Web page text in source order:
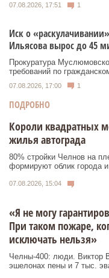
07.08.2026, 17:51 1
Иск о
Ильясова вырос до 45
Прокуратура
требований по
07.08.2026, 17:00 1
ПОДРОБНО
Короли квадратных
жилья автограда
80% стройки Челнов на
формируют облик города
07.08.2026, 15:04
«Я не могу
При таком пожаре,
исключать нельзя»
Челны-400: люди. Виктор
эшелонах пены и 7 тыс.